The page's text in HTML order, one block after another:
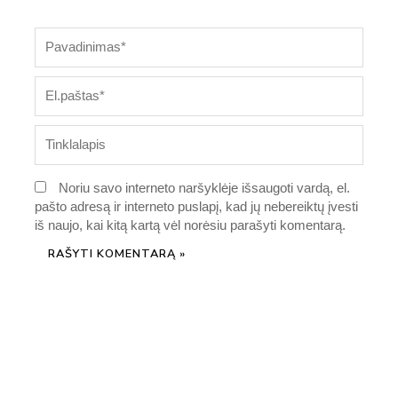
Noriu savo interneto naršyklėje išsaugoti vardą, el.
pašto adresą ir interneto puslapį, kad jų nebereiktų įvesti
iš naujo, kai kitą kartą vėl norėsiu parašyti komentarą.